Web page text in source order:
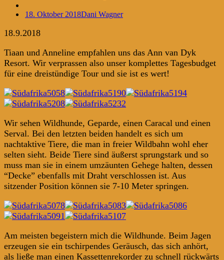
18. Oktober 2018Dani Wagner
18.9.2018
Tiaan und Anneline empfahlen uns das Ann van Dyk
Resort. Wir verprassen also unser komplettes Tagesbudget
für eine dreistündige Tour und sie ist es wert!
Wir sehen Wildhunde, Geparde, einen Caracal und einen
Serval. Bei den letzten beiden handelt es sich um
nachtaktive Tiere, die man in freier Wildbahn wohl eher
selten sieht. Beide Tiere sind äußerst sprungstark und so
muss man sie in einem umzäunten Gehege halten, dessen
“Decke” ebenfalls mit Draht verschlossen ist. Aus
sitzender Position können sie 7-10 Meter springen.
Am meisten begeistern mich die Wildhunde. Beim Jagen
erzeugen sie ein tschirpendes Geräusch, das sich anhört,
als ließe man einen Kassettenrekorder zu schnell rückwärts